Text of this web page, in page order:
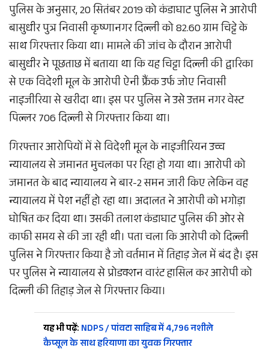
पुलिस के अनुसार, 20 सितंबर 2019 को कंडाघाट पुलिस ने आरोपी
बासुधीर पुत्र निवासी कृष्णानगर दिल्ली को 82.60 ग्राम चिट्टे के
साथ गिरफ्तार किया था। मामले की जांच के दौरान आरोपी
बासुधीर ने पूछताछ में बताया था कि यह चिट्टा दिल्ली की द्वारिका
से एक विदेशी मूल के आरोपी ऐनी फ्रैंक उर्फ जोए निवासी
नाइजीरिया से खरीदा था। इस पर पुलिस ने उसे उत्तम नगर वेस्ट
पिल्लर 706 दिल्ली से गिरफ्तार किया था।
गिरफ्तार आरोपियों में से विदेशी मूल के नाइजीरियन उच्च
न्यायालय से जमानत मुचलका पर रिहा हो गया था। आरोपी को
जमानत के बाद न्यायालय ने बार-2 समन जारी किए लेकिन वह
न्यायालय में पेश नहीं हो रहा था। अदालत ने आरोपी को भगोड़ा
घोषित कर दिया था। उसकी तलाश कंडाघाट पुलिस की ओर से
काफी समय से की जा रही थी। पता चला कि आरोपी को दिल्ली
पुलिस ने गिरफ्तार किया है जो वर्तमान में तिहाड़ जेल में बंद है। इस
पर पुलिस ने न्यायालय से प्रोडक्शन वारंट हासिल कर आरोपी को
दिल्ली की तिहाड़ जेल से गिरफ्तार किया।
यह भी पढ़ें: NDPS / पांवटा साहिब में 4,796 नशीले
कैप्सूल के साथ हरियाणा का युवक गिरफ्तार